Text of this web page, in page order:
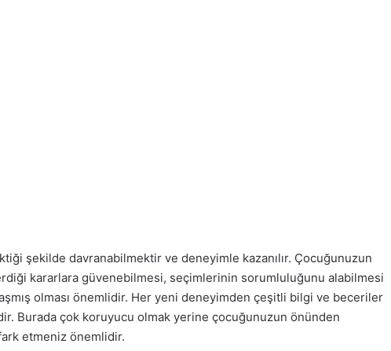
şekilde davranabilmektir ve deneyimle kazanılır. Çocuğunuzun
kararlara güvenebilmesi, seçimlerinin sorumluluğunu alabilmesi
olması önemlidir. Her yeni deneyimden çeşitli bilgi ve beceriler
Burada çok koruyucu olmak yerine çocuğunuzun önünden
etmeniz önemlidir.